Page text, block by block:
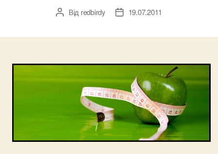
Автор
Від redbirdy
Дата19.07.2011